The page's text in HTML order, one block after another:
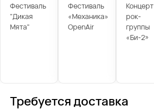
Фестиваль
"Дикая
Мята"
Фестиваль
«Механика»
OpenAir
Концерт
рок-
группы
«Би-2»
Требуется доставка